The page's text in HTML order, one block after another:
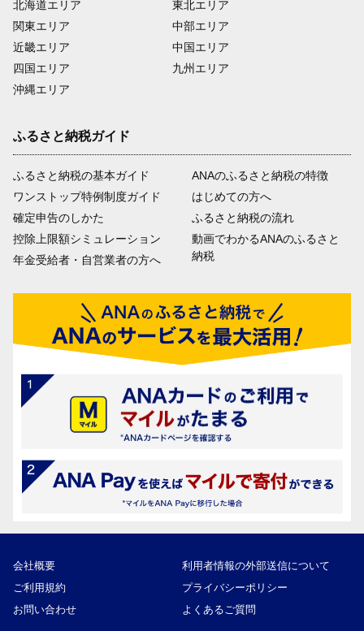
北海道エリア
関東エリア
近畿エリア
四国エリア
沖縄エリア
東北エリア
中部エリア
中国エリア
九州エリア
ふるさと納税ガイド
ふるさと納税の基本ガイド
ワンストップ特例制度ガイド
確定申告のしかた
控除上限額シミュレーション
年金受給者・自営業者の方へ
ANAのふるさと納税の特徴
はじめての方へ
ふるさと納税の流れ
動画でわかるANAのふるさと
納税
会社概要
利用者情報の外部送信について
ご利用規約
プライバシーポリシー
お問い合わせ
よくあるご質問